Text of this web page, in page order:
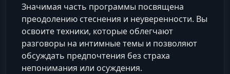
Значимая часть программы посвящена
преодолению стеснения и неуверенности. Вы
освоите техники, которые облегчают
разговоры на интимные темы и позволяют
обсуждать предпочтения без страха
непонимания или осуждения.